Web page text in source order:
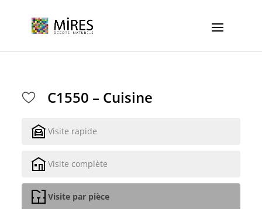
C1550 – Cuisine
Visite rapide
Visite complète
Visite par pièce